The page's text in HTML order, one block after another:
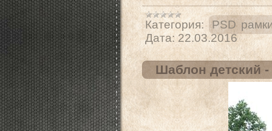
Категория:
PSD
Дата: 22.03.2016
Шаблон детский -